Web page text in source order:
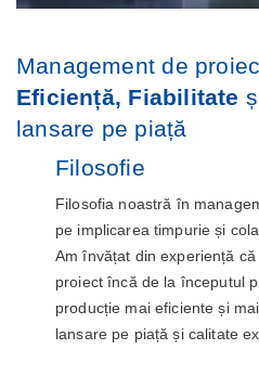
Management de
Eficiență, Fiabilitate
lansare pe piață
Filosofie
Filosofia noastră în
pe implicarea timpurie și
Am învățat din experiență
proiect încă de la începutul
producție mai eficiente și
lansare pe piață și calitate